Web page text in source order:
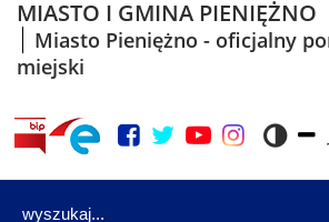
MIASTO I GMINA PIENIĘŻNO
Miasto Pieniężno - oficjalny
miejski